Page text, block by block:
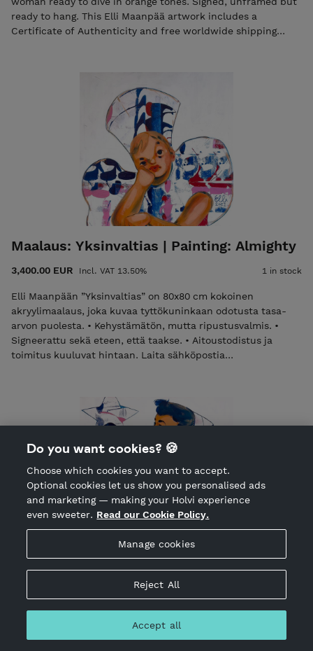
ready to hang. This Elli Maanpää artwork includes a
Certificate of Authenticity and free worldwide shipping
Maalaus: Yksinvaltias | Painting: Almighty
3,400.00 EUR Incl. VAT 13.50% 1 in stock
Elli Maanpään ”Yksinvaltias” on 80x80 cm kokoinen
akryylimaalaus, joka kuvaa tyttökuninkaan odotusta tasa-
arvon puolesta. • Kehystämätön, mutta ripustusvalmis. •
Signeerattu sekä eteen, että taakse. • Aitoustodistus ja
toimitus kuuluvat hintaan. Laita sähköpostia
contemporary artist Elli Maanpää: An 80x80cm acrylic
painting portraying a girl-king's wait for equality. • Unframed
but ready to hang. • Signed on both front and back. •
Certificate of Authenticity and shipping are included in the
to pick up the painting from my studio in Meilahti, Helsinki.
Figurative Painting Wish | 80x80cm
"Wish upon a Star" by Finnish artist Elli Maanpää: An
Do you want cookies? 🍪
Choose which cookies you want to accept.
Optional cookies let us show you personalised ads
and marketing — making your Holvi experience
even sweeter. Read our Cookie Policy.
Manage cookies
Reject All
Accept all